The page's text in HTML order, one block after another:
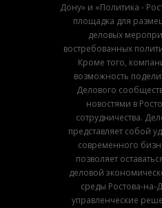
Дону» и «Политика -
площадка для
деловых
востребованных
Кроме того,
возможность
Делового
новостями в
сотрудничества.
представляет собой
современного
позволяет
деловой
среды Ростова-на-
управленческие